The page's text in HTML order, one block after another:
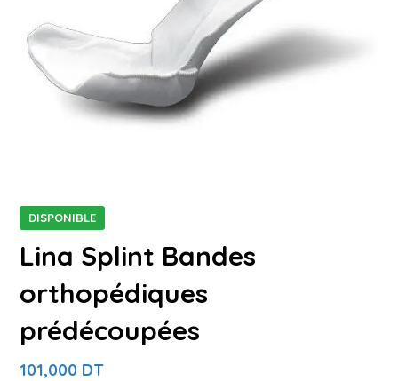
DISPONIBLE
Lina Splint Bandes
orthopédiques
prédécoupées
101,000 DT